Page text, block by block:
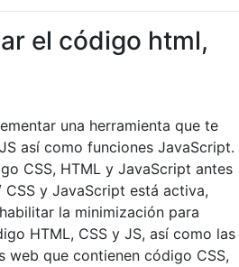
el código html,
una herramienta que te
así como funciones JavaScript.
CSS, HTML y JavaScript antes
y JavaScript está activa,
la minimización para
HTML, CSS y JS, así como las
web que contienen código CSS,